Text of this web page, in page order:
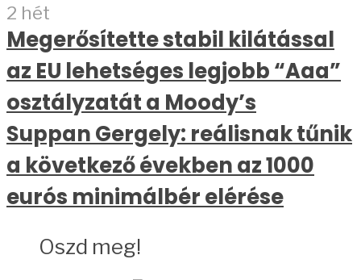
2 hét
Megerősítette stabil kilátással
az EU lehetséges legjobb “Aaa”
osztályzatát a Moody’s
Suppan Gergely: reálisnak tűnik
a következő években az 1000
eurós minimálbér elérése
Oszd meg!